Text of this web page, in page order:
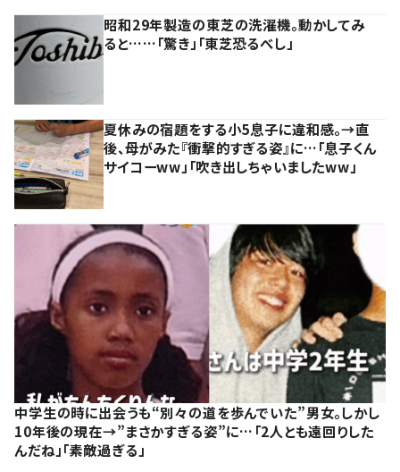
昭和29年製造の東芝の洗濯機。動かしてみ
ると……「驚き」「東芝恐るべし」
夏休みの宿題をする小5息子に違和感。→直
後、母がみた『衝撃的すぎる姿』に…「息子くん
サイコーww」「吹き出しちゃいましたww」
中学生の時に出会うも“別々の道を歩んでいた”男女。しかし
10年後の現在→”まさかすぎる姿”に…「2人とも遠回りした
んだね」「素敵過ぎる」